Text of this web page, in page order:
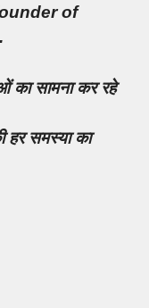
of
का सामना कर रहे
हर समस्या का